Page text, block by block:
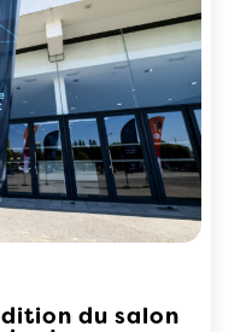
du salon